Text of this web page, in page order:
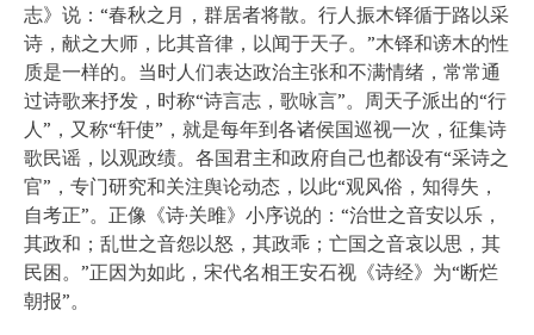
志》说：“春秋之月，群居者将散。行人振木铎循于路以采
诗，献之大师，比其音律，以闻于天子。”木铎和谤木的性
质是一样的。当时人们表达政治主张和不满情绪，常常通
过诗歌来抒发，时称“诗言志，歌咏言”。周天子派出的“行
人”，又称“轩使”，就是每年到各诸侯国巡视一次，征集诗
歌民谣，以观政绩。各国君主和政府自己也都设有“采诗之
官”，专门研究和关注舆论动态，以此“观风俗，知得失，
自考正”。正像《诗·关雎》小序说的：“治世之音安以乐，
其政和；乱世之音怨以怒，其政乖；亡国之音哀以思，其
民困。”正因为如此，宋代名相王安石视《诗经》为“断烂
朝报”。